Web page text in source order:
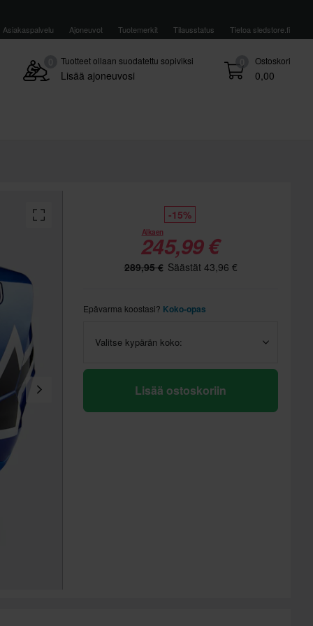
Asiakaspalvelu Ajoneuvot Tuotemerkit Tilausstatus Tietoa sledstore.fi
0 Ostoskori
0,00
Tuotteet ollaan suodatettu sopiviksi
Lisää ajoneuvosi
-15%
Alkaen
245,99 €
289,95 € Säästät 43,96 €
Epävarma koostasi? Koko-opas
Valitse kypärän koko:
Lisää ostoskoriin